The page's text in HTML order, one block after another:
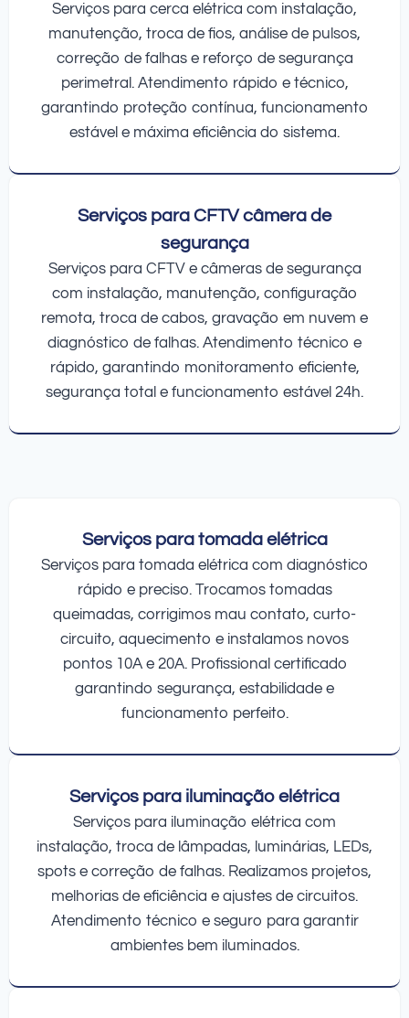
Serviços para cerca elétrica com instalação,
manutenção, troca de fios, análise de pulsos,
correção de falhas e reforço de segurança
perimetral. Atendimento rápido e técnico,
garantindo proteção contínua, funcionamento
estável e máxima eficiência do sistema.
Serviços para CFTV câmera de
segurança
Serviços para CFTV e câmeras de segurança
com instalação, manutenção, configuração
remota, troca de cabos, gravação em nuvem e
diagnóstico de falhas. Atendimento técnico e
rápido, garantindo monitoramento eficiente,
segurança total e funcionamento estável 24h.
Serviços para tomada elétrica
Serviços para tomada elétrica com diagnóstico
rápido e preciso. Trocamos tomadas
queimadas, corrigimos mau contato, curto-
circuito, aquecimento e instalamos novos
pontos 10A e 20A. Profissional certificado
garantindo segurança, estabilidade e
funcionamento perfeito.
Serviços para iluminação elétrica
Serviços para iluminação elétrica com
instalação, troca de lâmpadas, luminárias, LEDs,
spots e correção de falhas. Realizamos projetos,
melhorias de eficiência e ajustes de circuitos.
Atendimento técnico e seguro para garantir
ambientes bem iluminados.